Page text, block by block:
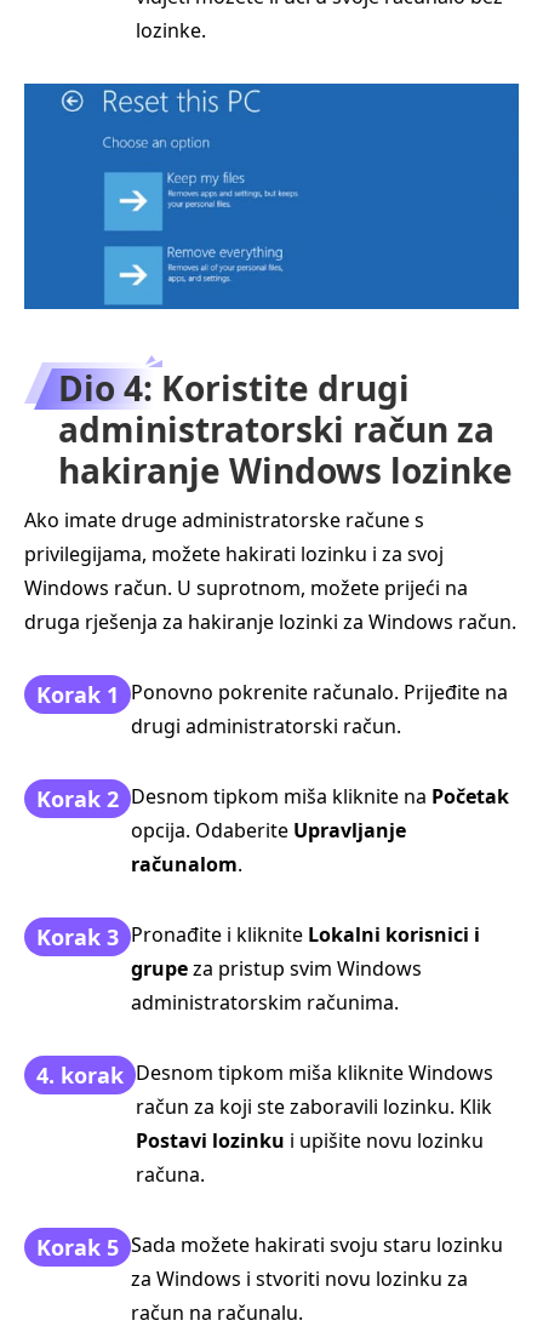
lozinke.
Dio 4: Koristite drugi
administratorski račun za
hakiranje Windows lozinke
Ako imate druge administratorske račune s
privilegijama, možete hakirati lozinku i za svoj
Windows račun. U suprotnom, možete prijeći na
druga rješenja za hakiranje lozinki za Windows račun.
Korak 1 Ponovno pokrenite računalo. Prijeđite na
drugi administratorski račun.
Korak 2 Desnom tipkom miša kliknite na Početak
opcija. Odaberite Upravljanje
računalom.
Korak 3 Pronađite i kliknite Lokalni korisnici i
grupeza pristup svim Windows
administratorskim računima.
4. korak Desnom tipkom miša kliknite Windows
račun za koji ste zaboravili lozinku. Klik
Postavi lozinku i upišite novu lozinku
računa.
Korak 5 Sada možete hakirati svoju staru lozinku
za Windows i stvoriti novu lozinku za
račun na računalu.